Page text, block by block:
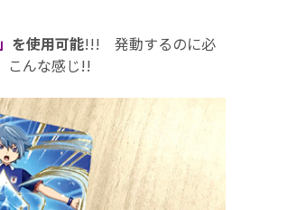
を使用可能!!! 発動するのに必
こんな感じ!!